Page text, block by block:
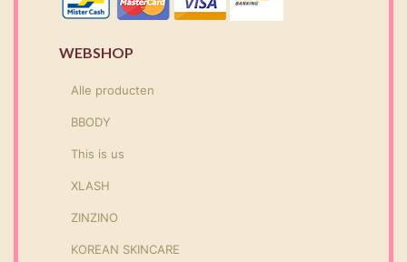
WEBSHOP
Alle producten
BBODY
This is us
XLASH
ZINZINO
KOREAN SKINCARE